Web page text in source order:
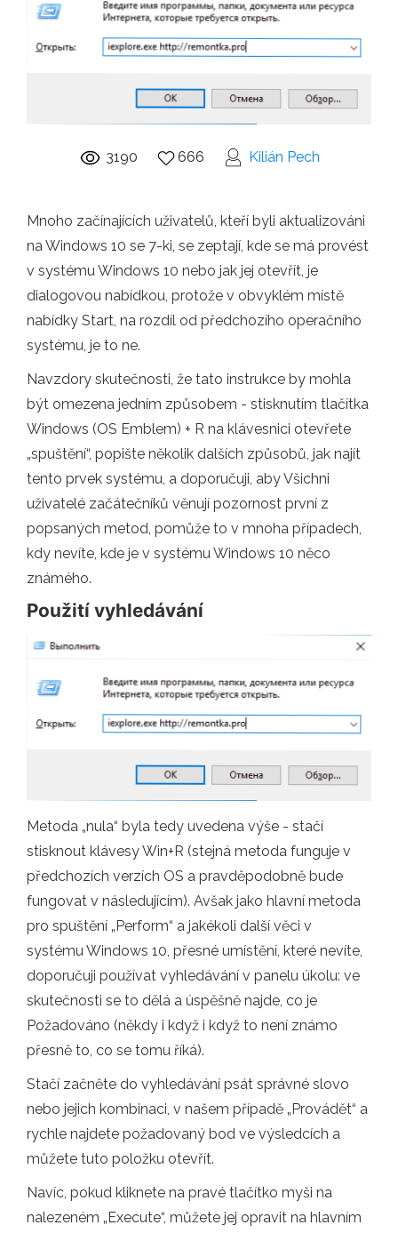
3190 666 Kilián Pech
Mnoho začínajících uživatelů, kteří byli aktualizováni
na Windows 10 se 7-ki, se zeptají, kde se má provést
v systému Windows 10 nebo jak jej otevřít, je
dialogovou nabídkou, protože v obvyklém místě
nabídky Start, na rozdíl od předchozího operačního
systému, je to ne.
Navzdory skutečnosti, že tato instrukce by mohla
být omezena jedním způsobem - stisknutím tlačítka
Windows (OS Emblem) + R na klávesnici otevřete
„spuštění“, popište několik dalších způsobů, jak najít
tento prvek systému, a doporučuji, aby Všichni
uživatelé začátečníků věnují pozornost první z
popsaných metod, pomůže to v mnoha případech,
kdy nevíte, kde je v systému Windows 10 něco
známého.
Použití vyhledávání
Metoda „nula“ byla tedy uvedena výše - stačí
stisknout klávesy Win+R (stejná metoda funguje v
předchozích verzích OS a pravděpodobně bude
fungovat v následujícím). Avšak jako hlavní metoda
pro spuštění „Perform“ a jakékoli další věci v
systému Windows 10, přesné umístění, které nevíte,
doporučuji používat vyhledávání v panelu úkolu: ve
skutečnosti se to dělá a úspěšně najde, co je
Požadováno (někdy i když i když to není známo
přesně to, co se tomu říká).
Stačí začněte do vyhledávání psát správné slovo
nebo jejich kombinaci, v našem případě „Provádět“ a
rychle najdete požadovaný bod ve výsledcích a
můžete tuto položku otevřít.
Navíc, pokud kliknete na pravé tlačítko myši na
nalezeném „Execute“, můžete jej opravit na hlavním